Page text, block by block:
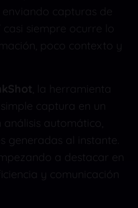
captura en un
análisis automático,
generadas al instante.
a destacar en
y comunicación